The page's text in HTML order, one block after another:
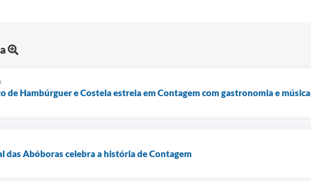
de Hambúrguer e Costela estreia em Contagem com gastronomia e música
das Abóboras celebra a história de Contagem